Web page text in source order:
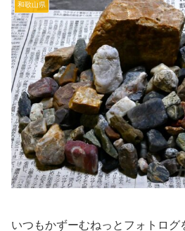
和歌山県
いつもかずーむねっとフォトログ